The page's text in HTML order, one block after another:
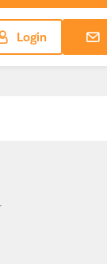
Login